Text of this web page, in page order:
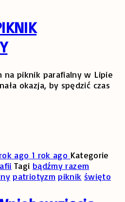
na piknik parafialny w Lipie
okazja, by spędzić czas
ago 1 rok ago Kategorie
Tagi bądźmy razem
patriotyzm piknik święto